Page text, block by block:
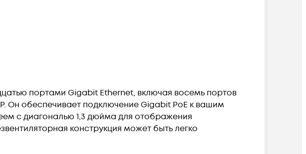
портами Gigabit Ethernet, включая восемь портов
Он обеспечивает подключение Gigabit PoE к вашим
с диагональю 1,3 дюйма для отображения
конструкция может быть легко